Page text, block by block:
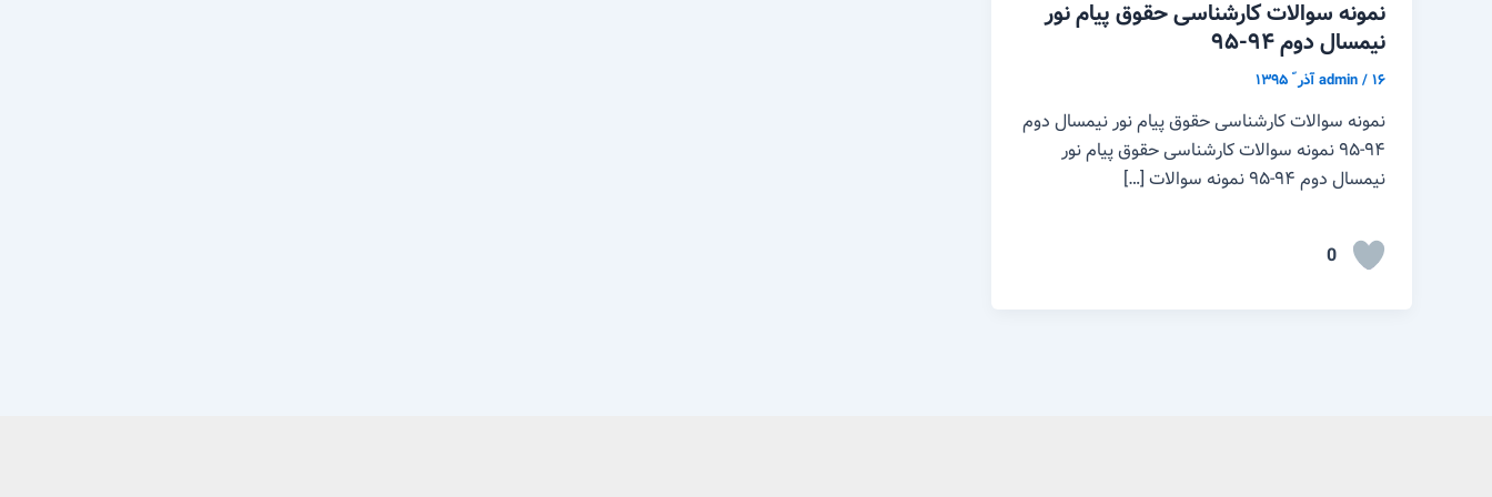
نمونه سوالات کارشناسی حقوق پیام نور
نیمسال دوم ۹۴-۹۵
admin/۱۶ آذر ّ ۱۳۹۵
نمونه سوالات کارشناسی حقوق پیام نور نیمسال دوم
۹۴-۹۵ نمونه سوالات کارشناسی حقوق پیام نور
نیمسال دوم ۹۴-۹۵ نمونه سوالات […]
0